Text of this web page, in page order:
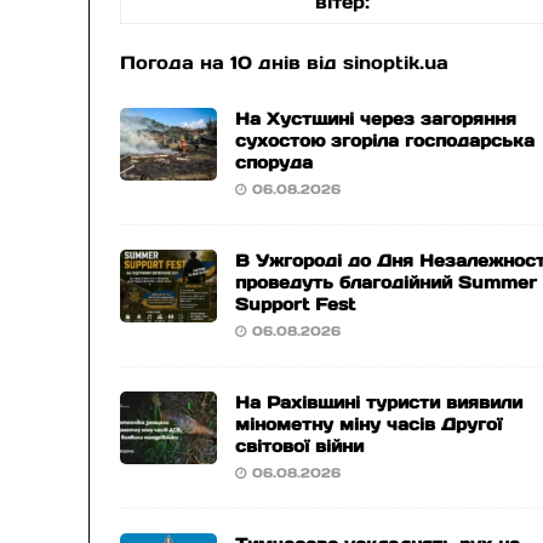
Погода на 10 днів відsinoptik.ua
На Хустщині через загоряння
сухостою згоріла господарська
споруда
06.08.2026
В Ужгороді до Дня
проведуть благодійний Summer
Support Fest
06.08.2026
На Рахівщині туристи виявили
мінометну міну часів Другої
світової війни
06.08.2026